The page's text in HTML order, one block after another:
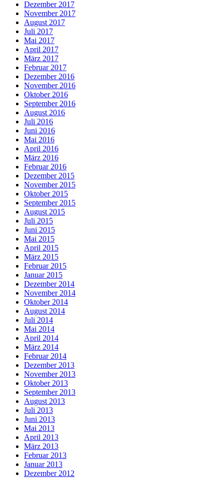
Dezember 2017
November 2017
August 2017
Juli 2017
Mai 2017
April 2017
März 2017
Februar 2017
Dezember 2016
November 2016
Oktober 2016
September 2016
August 2016
Juli 2016
Juni 2016
Mai 2016
April 2016
März 2016
Februar 2016
Dezember 2015
November 2015
Oktober 2015
September 2015
August 2015
Juli 2015
Juni 2015
Mai 2015
April 2015
März 2015
Februar 2015
Januar 2015
Dezember 2014
November 2014
Oktober 2014
August 2014
Juli 2014
Mai 2014
April 2014
März 2014
Februar 2014
Dezember 2013
November 2013
Oktober 2013
September 2013
August 2013
Juli 2013
Juni 2013
Mai 2013
April 2013
März 2013
Februar 2013
Januar 2013
Dezember 2012